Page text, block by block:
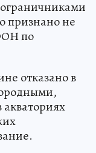
признано не
по
отказано в